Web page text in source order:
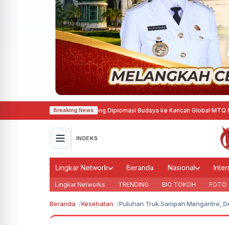
Breaking News
Agustina Dorong Diplomasi Budaya ke Kancah Global·MTQ Nasional
INDEKS
Lingkar Network Beranda Nasional
Lingkar Networks TRENDING BIO TOKOH FOTO
Beranda Kesehatan Puluhan Truk Sampah Mengantre,